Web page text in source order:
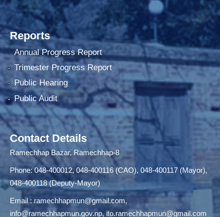
Reports
Annual Progress Report
Trimester Progress Report
Public Hearing
Public Audit
Contact Details
Ramechhap Bazar, Ramechhap-8
Phone: 048-400012, 048-400116 (CAO), 048-400117 (Mayor),
048-400118 (Deputy-Mayor)
Email :ramechhapmun@gmail.com,
info@ramechhapmun.gov.np, ito.ramechhapmun@gmail.com